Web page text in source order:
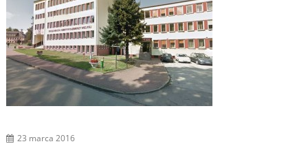
23 marca 2016